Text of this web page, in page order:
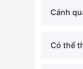
Cánh
Có thể